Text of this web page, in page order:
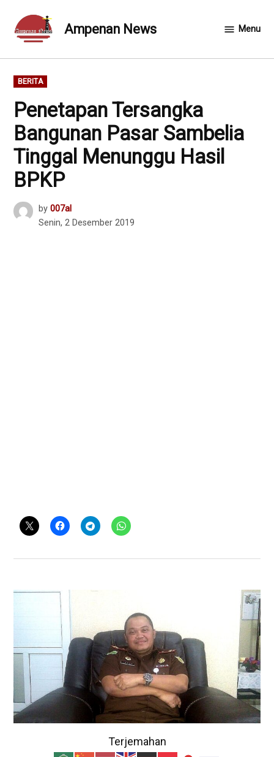
content
Ampenan News Menu
POSTED
IN
BERITA
Penetapan Tersangka
Bangunan Pasar Sambelia
Tinggal Menunggu Hasil
BPKP
by 007al
Senin, 2 Desember 2019
Terjemahan